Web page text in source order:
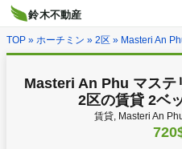
TOP » ホーチミン » 2区 » Masteri An
Masteri An Phu マステ
賃貸, Masteri An
鈴木不動産